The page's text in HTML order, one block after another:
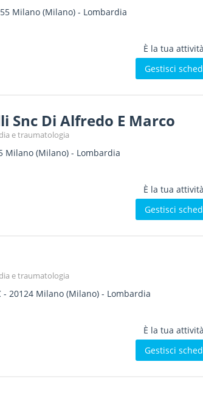
Milano(Milano) - Lombardia
È la tua
Gestisci
Snc Di Alfredo E Marco
e traumatologia
Milano(Milano) - Lombardia
È la tua
Gestisci
e traumatologia
- 20124 Milano(Milano) - Lombardia
È la tua
Gestisci